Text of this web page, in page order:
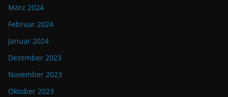
März 2024
Februar 2024
Januar 2024
Dezember 2023
November 2023
Oktober 2023